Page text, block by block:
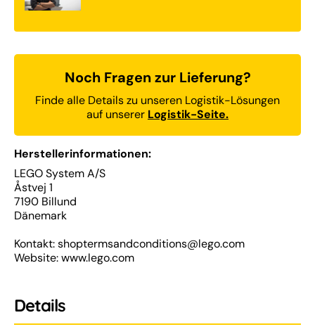
Details
Noch Fragen zur Lieferung?
Finde alle Details zu unseren Logistik-Lösungen
auf unserer Logistik-Seite.
Herstellerinformationen:
LEGO System A/S
Åstvej 1
7190 Billund
Dänemark
Kontakt: shoptermsandconditions@lego.com
Website: www.lego.com